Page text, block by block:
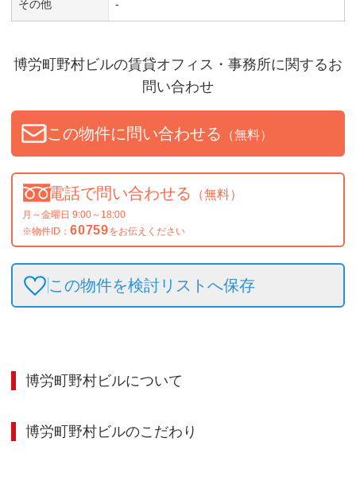
その他 -
博労町野村ビルの賃貸オフィス・事務所に関するお
問い合わせ
この物件に問い合わせる （無料）
電話で問い合わせる （無料）
月～金曜日 9:00～18:00
※物件ID： 60759をお伝えください
この物件を検討リストへ保存
博労町野村ビルについて
博労町野村ビルのこだわり